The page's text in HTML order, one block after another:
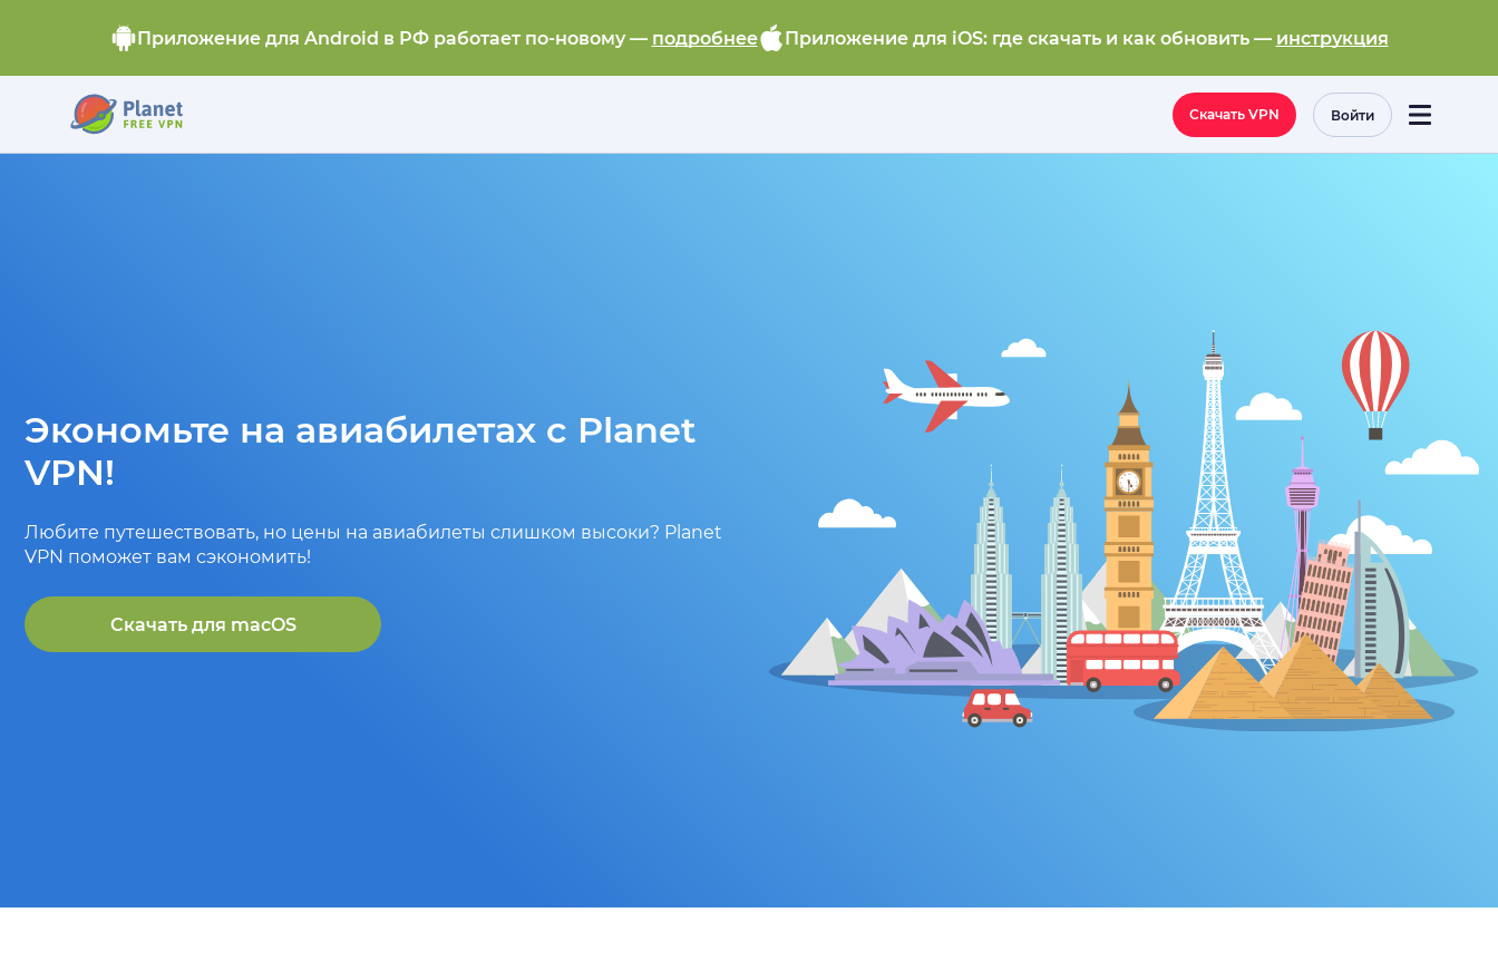
Приложение для Android в РФ работает по-новому — подробнее Приложение для iOS: где скачать и как обновить — инструкция
Скачать VPN Войти
Экономьте на авиабилетах с Planet
VPN!
Любите путешествовать, но цены на авиабилеты слишком высоки? Planet
VPN поможет вам сэкономить!
Скачать для macOS